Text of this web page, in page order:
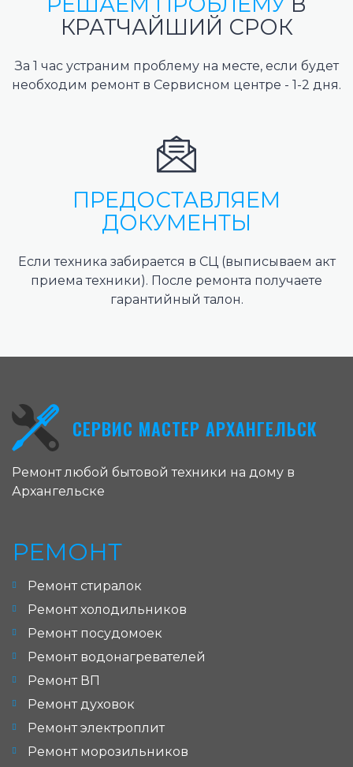
КРАТЧАЙШИЙ СРОК
За 1 час устраним проблему на месте, если будет
необходим ремонт в Сервисном центре - 1-2 дня.
ПРЕДОСТАВЛЯЕМ
ДОКУМЕНТЫ
Если техника забирается в СЦ (выписываем акт
приема техники). После ремонта получаете
гарантийный талон.
СЕРВИС МАСТЕР АРХАНГЕЛЬСК
Ремонт любой бытовой техники на дому в
Архангельске
РЕМОНТ
Ремонт стиралок
Ремонт холодильников
Ремонт посудомоек
Ремонт водонагревателей
Ремонт ВП
Ремонт духовок
Ремонт электроплит
Ремонт морозильников